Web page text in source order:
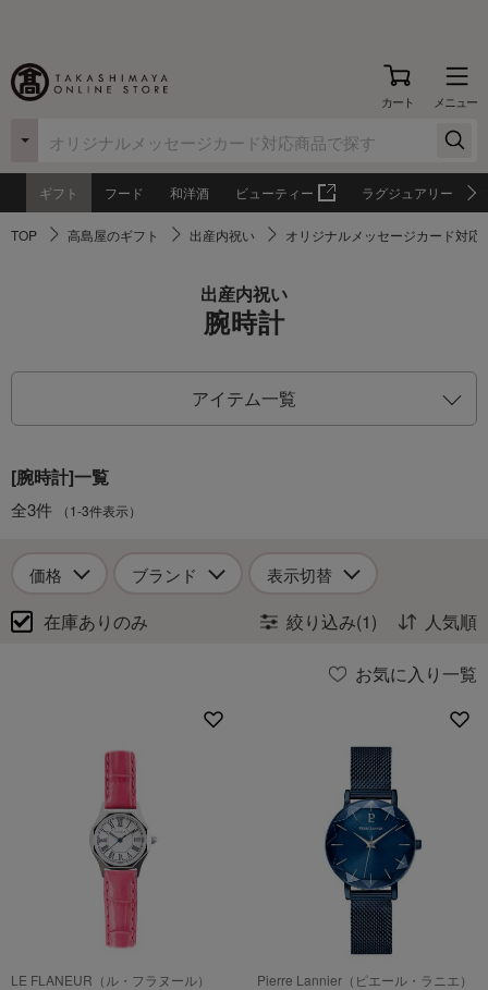
カート メニュー
ギフト フード 和洋酒 ビューティー ラグジュアリー
TOP 高島屋のギフト 出産内祝い オリジナルメッセージカード対応
出産内祝い
腕時計
アイテム一覧
[腕時計]一覧
全3件 （1-3件表示）
価格 ブランド 表示切替
在庫ありのみ 絞り込み(1) 人気順
お気に入り一覧
LE FLANEUR（ル・フラヌール） Pierre Lannier（ピエール・ラニエ）